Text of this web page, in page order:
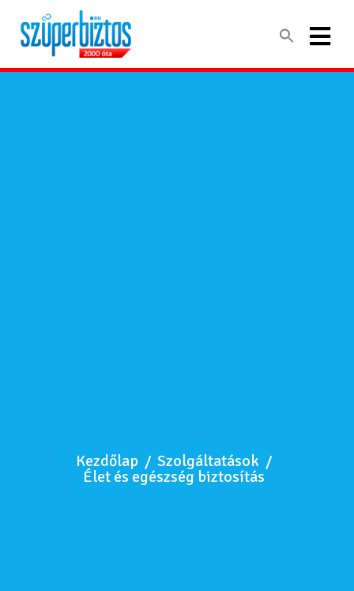
Kezdőlap / Szolgáltatások /
Élet és egészség biztosítás